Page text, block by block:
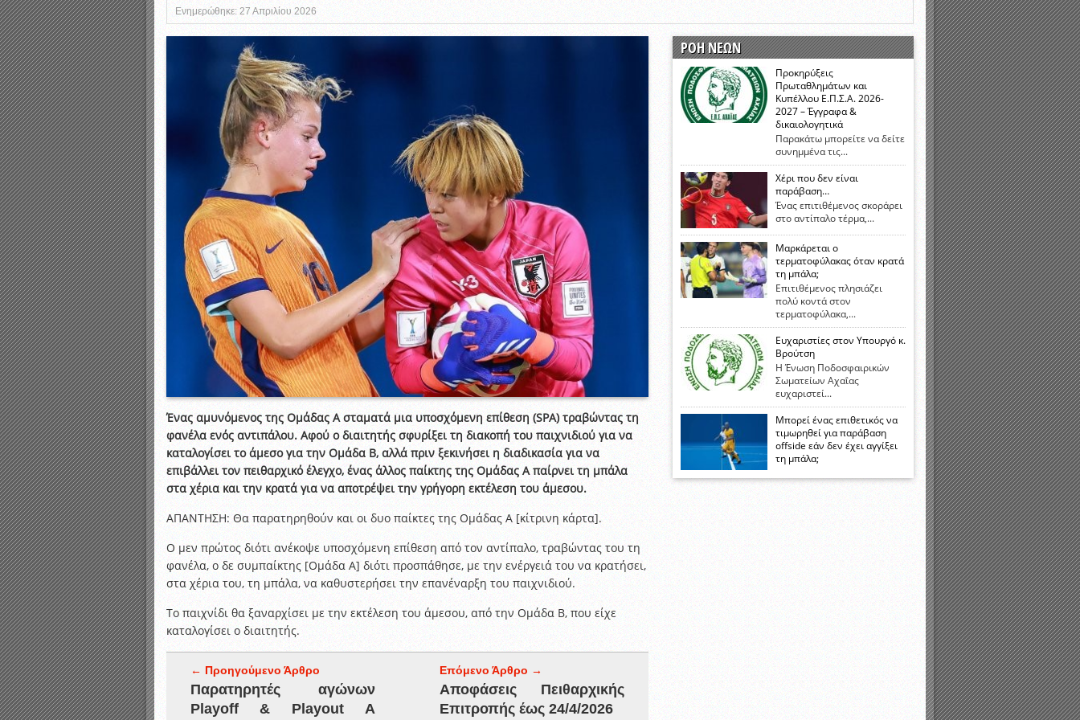
Αποτελέσματα γραπτών εξετάσεων Σεμιναρίου προεπιλογής Διαιτητών και Παρατηρητών ΕΠΣΑ αγωνιστικής περιόδου 2015-2016
Καταρτισμός ομάδων ανα όμιλο
Κληρώσεις Πρωταθλημάτων και Κυπέλλου 2015-2016
Ενημερώθηκε: 27 Απριλίου 2026
Ένας αμυνόμενος της Ομάδας Α σταματά μια υποσχόμενη επίθεση (SPA) τραβώντας τη
φανέλα ενός αντιπάλου. Αφού ο διαιτητής σφυρίξει τη διακοπή του παιχνιδιού για να
καταλογίσει το άμεσο για την Ομάδα Β, αλλά πριν ξεκινήσει η διαδικασία για να
επιβάλλει τον πειθαρχικό έλεγχο, ένας άλλος παίκτης της Ομάδας Α παίρνει τη μπάλα
στα χέρια και την κρατά για να αποτρέψει την γρήγορη εκτέλεση του άμεσου.
ΑΠΑΝΤΗΣΗ: Θα παρατηρηθούν και οι δυο παίκτες της Ομάδας Α [κίτρινη κάρτα].
Ο μεν πρώτος διότι ανέκοψε υποσχόμενη επίθεση από τον αντίπαλο, τραβώντας του τη
φανέλα, ο δε συμπαίκτης [Ομάδα Α] διότι προσπάθησε, με την ενέργειά του να κρατήσει,
στα χέρια του, τη μπάλα, να καθυστερήσει την επανέναρξη του παιχνιδιού.
Το παιχνίδι θα ξαναρχίσει με την εκτέλεση του άμεσου, από την Ομάδα Β, που είχε
καταλογίσει ο διαιτητής.
← Προηγούμενο Άρθρο
Παρατηρητές αγώνων
Playoff & Playout Α
Επόμενο Άρθρο →
Αποφάσεις Πειθαρχικής
Επιτροπής έως 24/4/2026
ΡΟΗ ΝΕΩΝ
Προκηρύξεις
Πρωταθλημάτων και
Κυπέλλου Ε.Π.Σ.Α. 2026-
2027 – Έγγραφα &
δικαιολογητικά
Παρακάτω μπορείτε να δείτε
συνημμένα τις...
Χέρι που δεν είναι
παράβαση…
Ένας επιτιθέμενος σκοράρει
στο αντίπαλο τέρμα,...
Μαρκάρεται ο
τερματοφύλακας όταν κρατά
τη μπάλα;
Επιτιθέμενος πλησιάζει
πολύ κοντά στον
τερματοφύλακα,...
Ευχαριστίες στον Υπουργό κ.
Βρούτση
Η Ένωση Ποδοσφαιρικών
Σωματείων Αχαΐας
ευχαριστεί...
Μπορεί ένας επιθετικός να
τιμωρηθεί για παράβαση
offside εάν δεν έχει αγγίξει
τη μπάλα;